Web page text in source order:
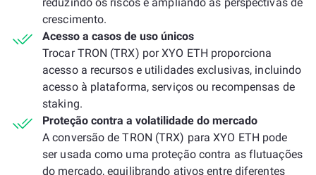
crescimento.
Acesso a casos de uso únicos
Trocar TRON (TRX) por XYO ETH proporciona
acesso a recursos e utilidades exclusivas, incluindo
acesso à plataforma, serviços ou recompensas de
staking.
Proteção contra a volatilidade do mercado
A conversão de TRON (TRX) para XYO ETH pode
ser usada como uma proteção contra as flutuações
do mercado, equilibrando ativos entre diferentes